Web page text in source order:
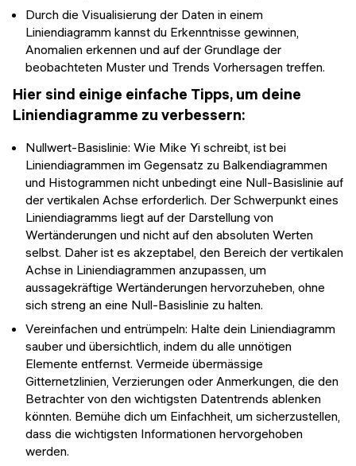
Durch die Visualisierung der Daten in einem
Liniendiagramm kannst du Erkenntnisse gewinnen,
Anomalien erkennen und auf der Grundlage der
beobachteten Muster und Trends Vorhersagen treffen.
Hier sind einige einfache Tipps, um deine
Liniendiagramme zu verbessern:
Nullwert-Basislinie: Wie Mike Yi schreibt, ist bei
Liniendiagrammen im Gegensatz zu Balkendiagrammen
und Histogrammen nicht unbedingt eine Null-Basislinie auf
der vertikalen Achse erforderlich. Der Schwerpunkt eines
Liniendiagramms liegt auf der Darstellung von
Wertänderungen und nicht auf den absoluten Werten
selbst. Daher ist es akzeptabel, den Bereich der vertikalen
Achse in Liniendiagrammen anzupassen, um
aussagekräftige Wertänderungen hervorzuheben, ohne
sich streng an eine Null-Basislinie zu halten.
Vereinfachen und entrümpeln: Halte dein Liniendiagramm
sauber und übersichtlich, indem du alle unnötigen
Elemente entfernst. Vermeide übermässige
Gitternetzlinien, Verzierungen oder Anmerkungen, die den
Betrachter von den wichtigsten Datentrends ablenken
könnten. Bemühe dich um Einfachheit, um sicherzustellen,
dass die wichtigsten Informationen hervorgehoben
werden.